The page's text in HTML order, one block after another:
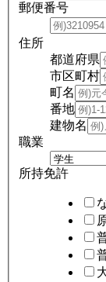
郵便番号
住所
都道府県
市区町村
町名
番地
建物名
職業
所持免許